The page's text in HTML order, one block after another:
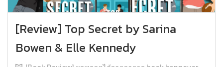
[Review] Top Secret by Sarina
Bowen & Elle Kennedy